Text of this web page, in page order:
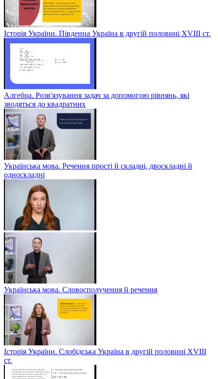
Історія України. Південна Україна в другій половині ХVІІІ ст.
Алгебра. Розв'язування задач за допомогою рівнянь, які
зводяться до квадратних
Українська мова. Речення прості й складні, двоскладні й
односкладні
Українська мова. Словосполучення й речення
Історія України. Слобідська Україна в другій половині ХVIIІ
ст.